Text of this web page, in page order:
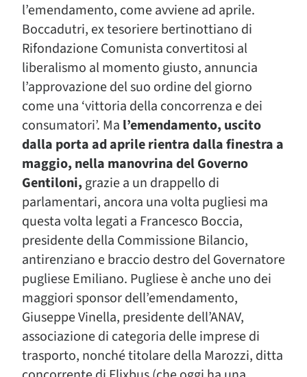
l’emendamento, come avviene ad aprile.
Boccadutri, ex tesoriere bertinottiano di
Rifondazione Comunista convertitosi al
liberalismo al momento giusto, annuncia
l’approvazione del suo ordine del giorno
come una ‘vittoria della concorrenza e dei
consumatori’. Ma l’emendamento, uscito
dalla porta ad aprile rientra dalla finestra a
maggio, nella manovrina del Governo
Gentiloni, grazie a un drappello di
parlamentari, ancora una volta pugliesi ma
questa volta legati a Francesco Boccia,
presidente della Commissione Bilancio,
antirenziano e braccio destro del Governatore
pugliese Emiliano. Pugliese è anche uno dei
maggiori sponsor dell’emendamento,
Giuseppe Vinella, presidente dell’ANAV,
associazione di categoria delle imprese di
trasporto, nonché titolare della Marozzi, ditta